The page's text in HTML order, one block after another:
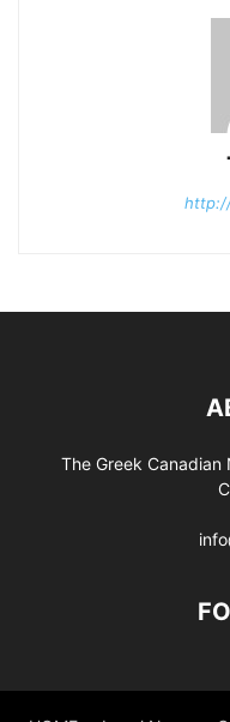
The Greek Canadian